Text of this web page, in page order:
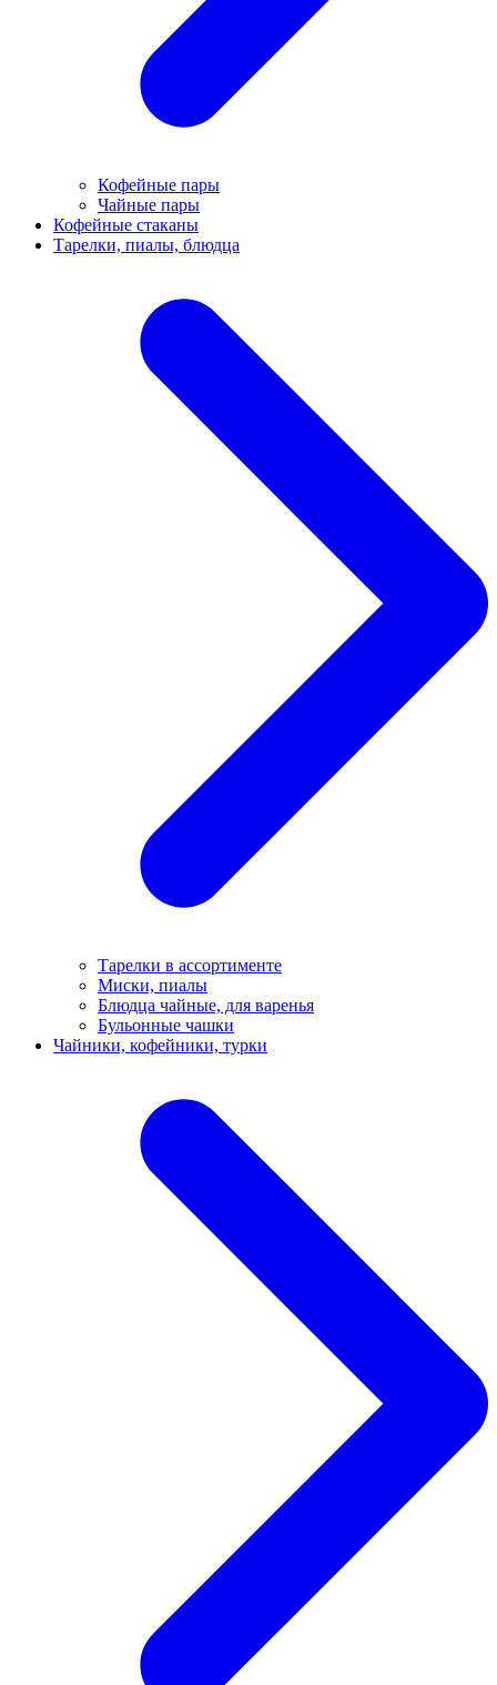
Кофейные пары
Чайные пары
Кофейные стаканы
Тарелки, пиалы, блюдца
Тарелки в ассортименте
Миски, пиалы
Блюдца чайные, для варенья
Бульонные чашки
Чайники, кофейники, турки